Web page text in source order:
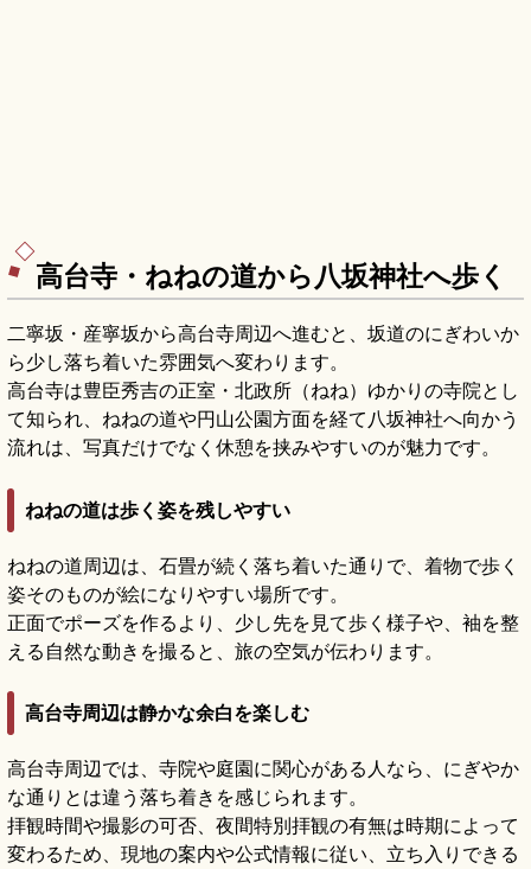
高台寺・ねねの道から八坂神社へ歩く
二寧坂・産寧坂から高台寺周辺へ進むと、坂道のにぎわいか
ら少し落ち着いた雰囲気へ変わります。
高台寺は豊臣秀吉の正室・北政所（ねね）ゆかりの寺院とし
て知られ、ねねの道や円山公園方面を経て八坂神社へ向かう
流れは、写真だけでなく休憩を挟みやすいのが魅力です。
ねねの道は歩く姿を残しやすい
ねねの道周辺は、石畳が続く落ち着いた通りで、着物で歩く
姿そのものが絵になりやすい場所です。
正面でポーズを作るより、少し先を見て歩く様子や、袖を整
える自然な動きを撮ると、旅の空気が伝わります。
高台寺周辺は静かな余白を楽しむ
高台寺周辺では、寺院や庭園に関心がある人なら、にぎやか
な通りとは違う落ち着きを感じられます。
拝観時間や撮影の可否、夜間特別拝観の有無は時期によって
変わるため、現地の案内や公式情報に従い、立ち入りできる